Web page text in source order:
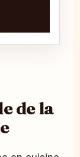
de la